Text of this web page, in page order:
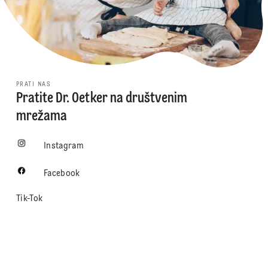
PRATI NAS
Pratite Dr. Oetker na društvenim
mrežama
Instagram
Facebook
Tik-Tok